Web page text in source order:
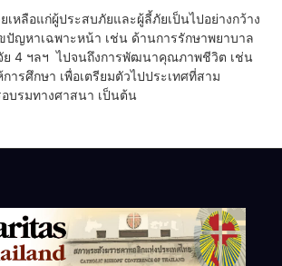
เหลือแก่ผู้ประสบภัยและผู้ลี้ภัยเป็นไปอย่างกว้าง
ปัญหาเฉพาะหน้า เช่น ด้านการรักษาพยาบาล
4 ฯลฯ ไปจนถึงการพัฒนาคุณภาพชีวิต เช่น
ารศึกษา เพื่อเตรียมตัวไปประเทศที่สาม
บรมทางศาสนา เป็นต้น